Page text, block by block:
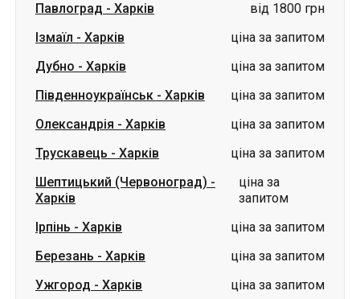
Павлоград - Харків
від 1800 грн
Ізмаїл - Харків
ціна за запитом
Дубно - Харків
ціна за запитом
Південноукраїнськ - Харків
ціна за запитом
Олександрія - Харків
ціна за запитом
Трускавець - Харків
ціна за запитом
Шептицький (Червоноград) -
Харків
ціна за
запитом
Ірпінь - Харків
ціна за запитом
Березань - Харків
ціна за запитом
Ужгород - Харків ціна за запитом